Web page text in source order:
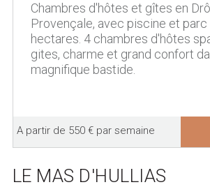
Chambres d'hôtes et gîtes en
Provençale, avec piscine et parc
hectares. 4 chambres d'hôtes
gites, charme et grand confort
magnifique bastide.
A partir de 550 € par semaine
LE MAS D'HULLIAS